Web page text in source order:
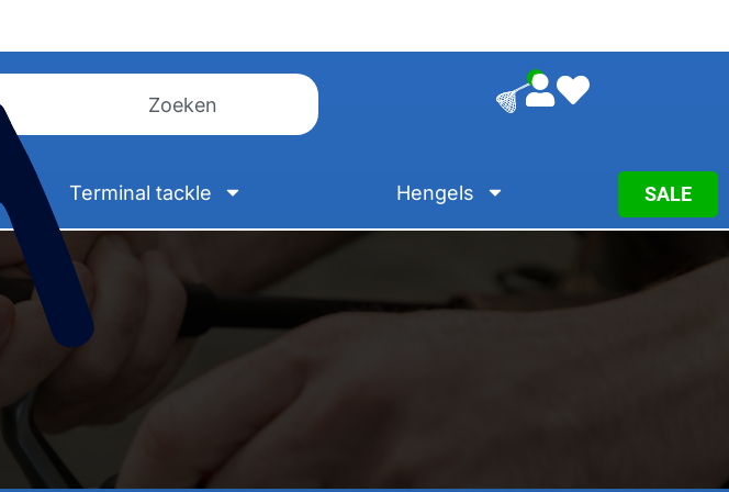
0
Terminal tackle Hengels SALE